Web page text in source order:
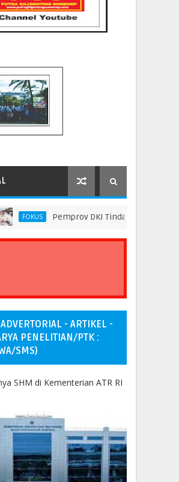
Pemprov DKI Tindak Seluruh Rantai
- ARTIKEL -
PENELITIAN/PTK :
SMS)
SHM di Kementerian ATR RI